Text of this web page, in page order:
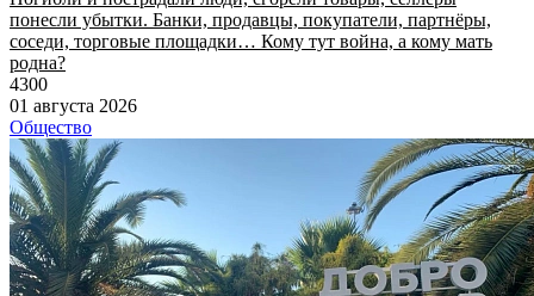
понесли убытки. Банки, продавцы, покупатели, партнёры,
соседи, торговые площадки… Кому тут война, а кому мать
родна?
4300
01 августа 2026
Общество